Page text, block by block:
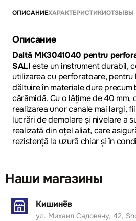
ОПИСАНИЕХАРАКТЕРИСТИКИОТЗЫВЫ
Описание
Daltă MK3041040 pentru
SALIeste un instrument durabil,
utilizarea cu perforatoare, pentru
dăltuire în materiale dure precum
cărămidă. Cu o lățime de 40 mm,
realizarea unor canale mai largi,
lucrări de demolare și nivelare a
realizată din oțel aliat, care
rezistență la uzură chiar și în
Наши магазины
Кишинёв
ул. Михаил Садовяну, 42,